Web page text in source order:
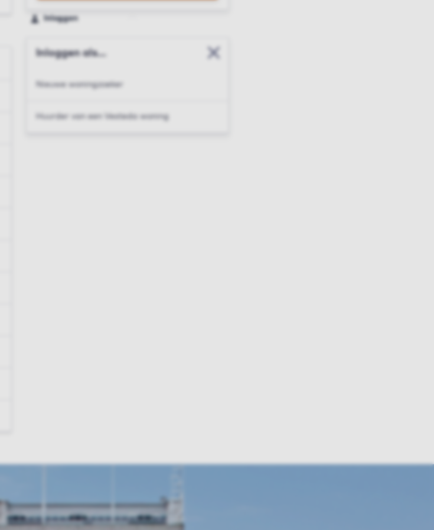
Inloggen
Inloggen als...
Sluit modal
Nieuwe woningzoeker
Huurder van een Vesteda woning